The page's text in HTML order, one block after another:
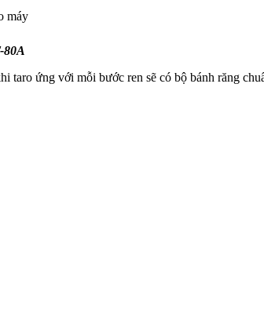
máy
80A
ứng với mỗi bước ren sẽ có bộ bánh răng